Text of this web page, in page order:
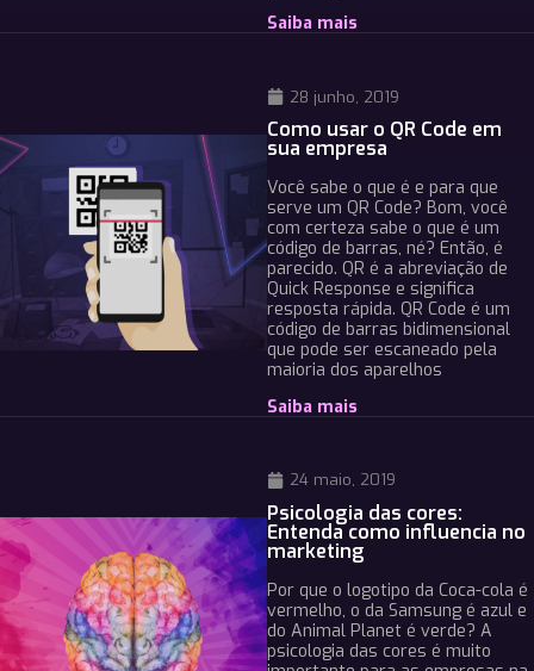
Saiba mais
28 junho, 2019
Como usar o QR Code em
sua empresa
Você sabe o que é e para que
serve um QR Code? Bom, você
com certeza sabe o que é um
código de barras, né? Então, é
parecido. QR é a abreviação de
Quick Response e significa
resposta rápida. QR Code é um
código de barras bidimensional
que pode ser escaneado pela
maioria dos aparelhos
Saiba mais
24 maio, 2019
Psicologia das cores:
Entenda como influencia no
marketing
Por que o logotipo da Coca-cola é
vermelho, o da Samsung é azul e
do Animal Planet é verde? A
psicologia das cores é muito